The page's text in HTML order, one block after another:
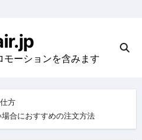
モーションを含みます
方
合におすすめの注文方法